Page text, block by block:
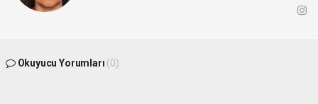
Okuyucu Yorumları (0)